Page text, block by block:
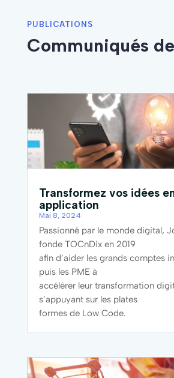
PUBLICATIONS
Communiqués
Transformez vos idées
application
Mai 8, 2024
Passionné par le monde digital,
fonde TOCnDix en 2019
afin d’aider les grands comptes
puis les PME à
accélérer leur transformation
s’appuyant sur les plates
formes de Low Code.